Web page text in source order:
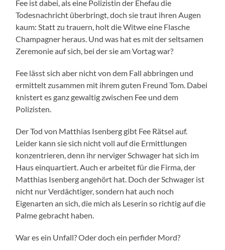
Fee ist dabei, als eine Polizistin der Ehefau die
Todesnachricht überbringt, doch sie traut ihren Augen
kaum: Statt zu trauern, holt die Witwe eine Flasche
Champagner heraus. Und was hat es mit der seltsamen
Zeremonie auf sich, bei der sie am Vortag war?
Fee lässt sich aber nicht von dem Fall abbringen und
ermittelt zusammen mit ihrem guten Freund Tom. Dabei
knistert es ganz gewaltig zwischen Fee und dem
Polizisten.
Der Tod von Matthias Isenberg gibt Fee Rätsel auf.
Leider kann sie sich nicht voll auf die Ermittlungen
konzentrieren, denn ihr nerviger Schwager hat sich im
Haus einquartiert. Auch er arbeitet für die Firma, der
Matthias Isenberg angehört hat. Doch der Schwager ist
nicht nur Verdächtiger, sondern hat auch noch
Eigenarten an sich, die mich als Leserin so richtig auf die
Palme gebracht haben.
War es ein Unfall? Oder doch ein perfider Mord?